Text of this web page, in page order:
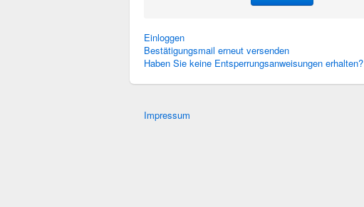
Einloggen
Bestätigungsmail erneut versenden
Haben Sie keine Entsperrungsanweisungen erhalten?
Impressum